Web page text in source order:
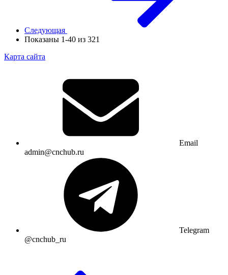
Следующая
Показаны 1-40 из 321
Карта сайта
Email
admin@cnchub.ru
Telegram
@cnchub_ru